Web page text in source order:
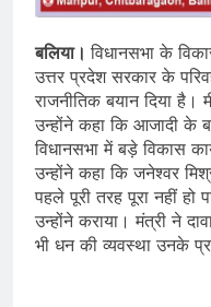
बलिया।विधानसभा के
उत्तर प्रदेश सरकार के
राजनीतिक बयान दिया है।
उन्होंने कहा कि आजादी के
विधानसभा में बड़े विकास
उन्होंने कहा कि जनेश्वर
पहले पूरी तरह पूरा नहीं
उन्होंने कराया। मंत्री ने
भी धन की व्यवस्था उनके